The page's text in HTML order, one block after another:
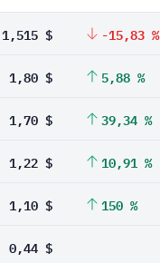
1,515 $ -15,83 %
1,80 $ 5,88 %
1,70 $ 39,34 %
1,22 $ 10,91 %
1,10 $ 150 %
0,44 $